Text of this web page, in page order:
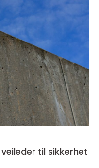
til sikkerhet